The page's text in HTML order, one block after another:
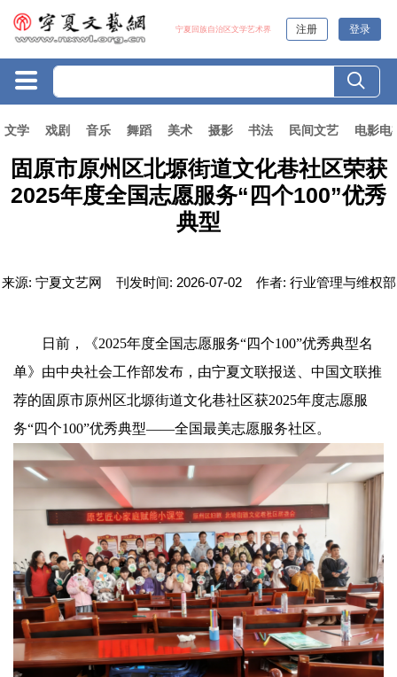
宁夏回族自治区文学艺术界 注册 登录
文学 戏剧 音乐 舞蹈 美术 摄影 书法 民间文艺 电影电
固原市原州区北塬街道文化巷社区荣获
2025年度全国志愿服务“四个100”优秀
典型
来源: 宁夏文艺网 刊发时间: 2026-07-02 作者: 行业管理与维权部
日前，《2025年度全国志愿服务“四个100”优秀典型名
单》由中央社会工作部发布，由宁夏文联报送、中国文联推
荐的固原市原州区北塬街道文化巷社区获2025年度志愿服
务“四个100”优秀典型——全国最美志愿服务社区。